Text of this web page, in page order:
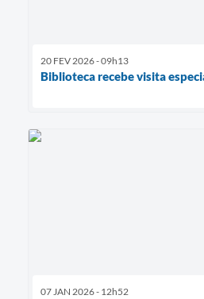
20 FEV 2026 - 09h13
Biblioteca recebe visita
07 JAN 2026 - 12h52